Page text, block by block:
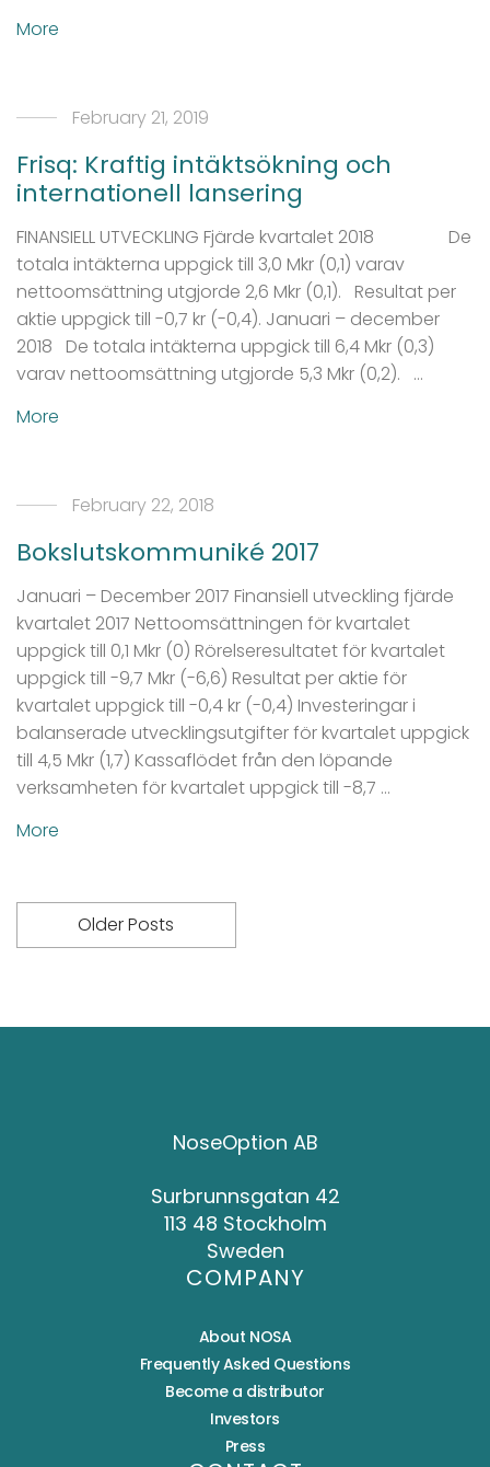
More
February 21, 2019
Frisq: Kraftig intäktsökning och
internationell lansering
FINANSIELL UTVECKLING Fjärde kvartalet 2018 De
totala intäkterna uppgick till 3,0 Mkr (0,1) varav
nettoomsättning utgjorde 2,6 Mkr (0,1). Resultat per
aktie uppgick till -0,7 kr (-0,4). Januari – december
2018 De totala intäkterna uppgick till 6,4 Mkr (0,3)
varav nettoomsättning utgjorde 5,3 Mkr (0,2). …
More
February 22, 2018
Bokslutskommuniké 2017
Januari – December 2017 Finansiell utveckling fjärde
kvartalet 2017 Nettoomsättningen för kvartalet
uppgick till 0,1 Mkr (0) Rörelseresultatet för kvartalet
uppgick till -9,7 Mkr (-6,6) Resultat per aktie för
kvartalet uppgick till -0,4 kr (-0,4) Investeringar i
balanserade utvecklingsutgifter för kvartalet uppgick
till 4,5 Mkr (1,7) Kassaflödet från den löpande
verksamheten för kvartalet uppgick till -8,7 …
More
Older Posts
NoseOption AB
Surbrunnsgatan 42
113 48 Stockholm
Sweden
COMPANY
About NOSA
Frequently Asked Questions
Become a distributor
Investors
Press